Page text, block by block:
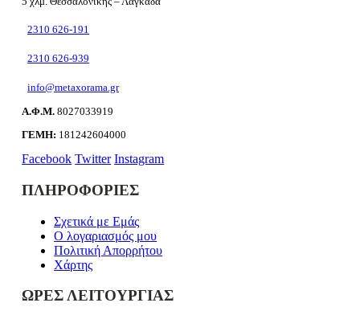
2310 626-191
2310 626-939
info@metaxorama.gr
Α.Φ.Μ. 8027033919
ΓΕΜΗ: 181242604000
Facebook Twitter Instagram
ΠΛΗΡΟΦΟΡΙΕΣ
Σχετικά με Εμάς
Ο λογαριασμός μου
Πολιτική Απορρήτου
Χάρτης
ΩΡΕΣ ΛΕΙΤΟΥΡΓΙΑΣ